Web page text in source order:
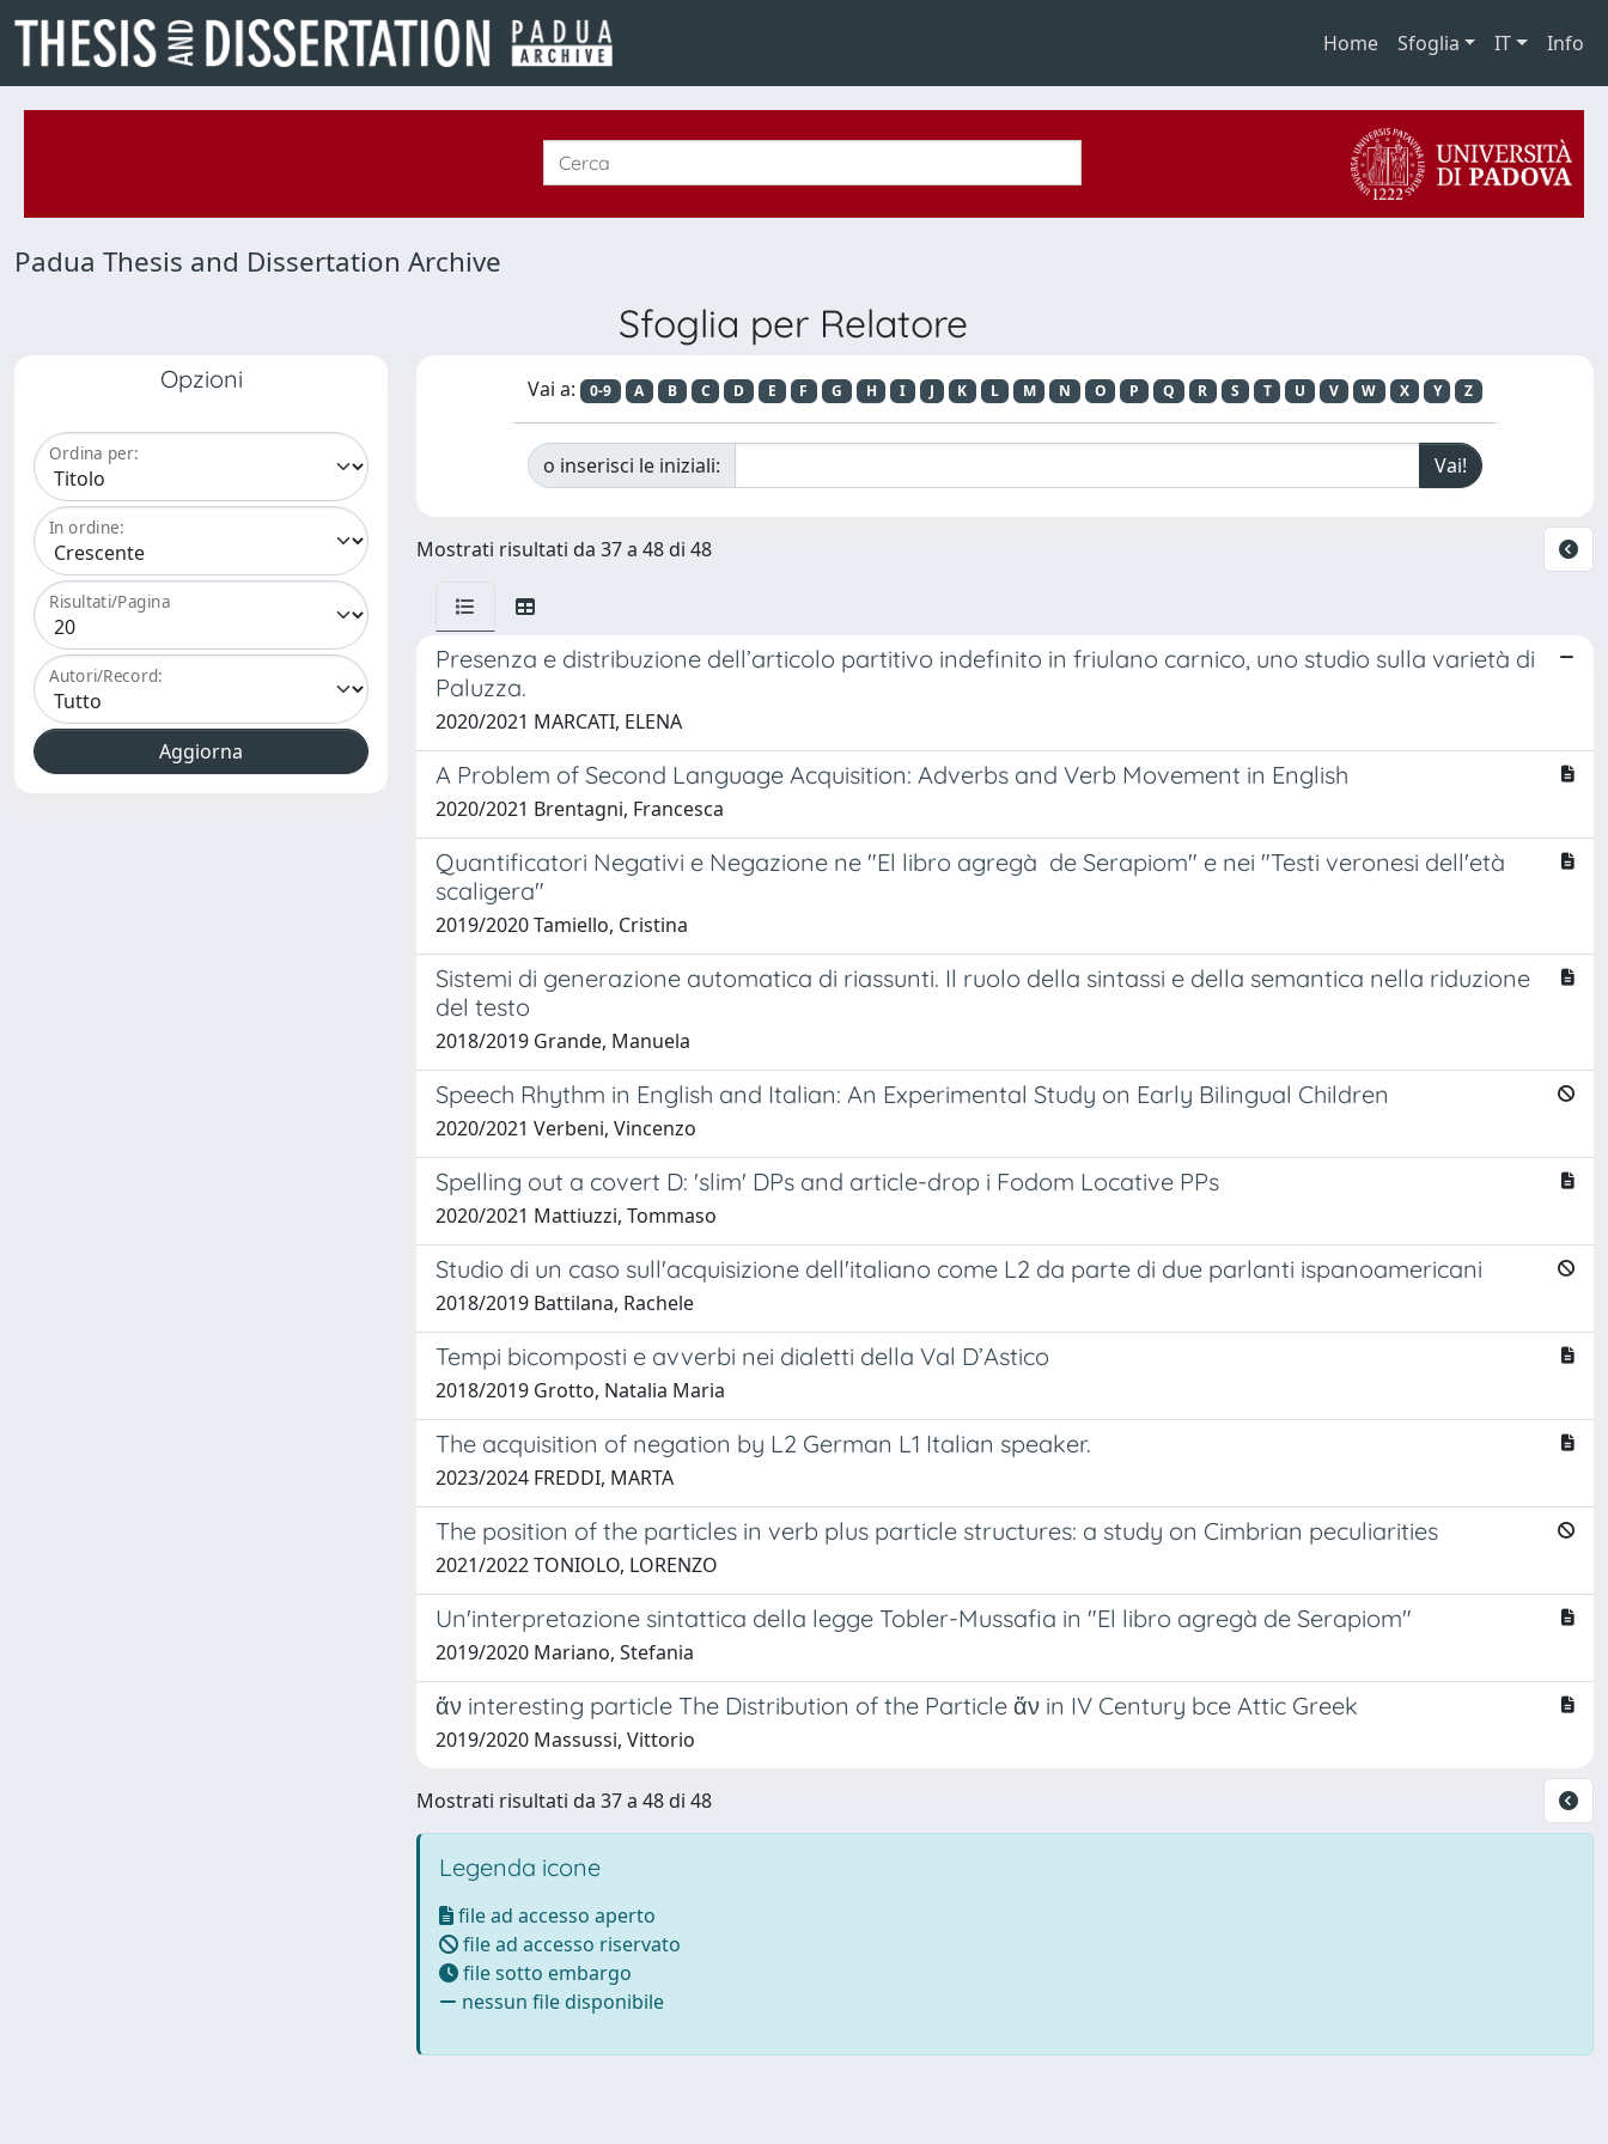
Home Sfoglia IT Info
Padua Thesis and Dissertation Archive
Sfoglia per Relatore
Opzioni
Ordina per:
In ordine:
Risultati/Pagina
Autori/Record:
Vai a: 0-9 A B C D E F G H I J K L M N O P Q R S T U V W X Y Z
o inserisci le iniziali:
Mostrati risultati da 37 a 48 di 48
Presenza e distribuzione dell’articolo partitivo indefinito in friulano carnico, uno studio sulla varietà di
Paluzza.
2020/2021 MARCATI, ELENA
A Problem of Second Language Acquisition: Adverbs and Verb Movement in English
2020/2021 Brentagni, Francesca
Quantificatori Negativi e Negazione ne "El libro agregà de Serapiom" e nei "Testi veronesi dell'età
scaligera"
2019/2020 Tamiello, Cristina
Sistemi di generazione automatica di riassunti. Il ruolo della sintassi e della semantica nella riduzione
del testo
2018/2019 Grande, Manuela
Speech Rhythm in English and Italian: An Experimental Study on Early Bilingual Children
2020/2021 Verbeni, Vincenzo
Spelling out a covert D: 'slim' DPs and article-drop i Fodom Locative PPs
2020/2021 Mattiuzzi, Tommaso
Studio di un caso sull'acquisizione dell'italiano come L2 da parte di due parlanti ispanoamericani
2018/2019 Battilana, Rachele
Tempi bicomposti e avverbi nei dialetti della Val D’Astico
2018/2019 Grotto, Natalia Maria
The acquisition of negation by L2 German L1 Italian speaker.
2023/2024 FREDDI, MARTA
The position of the particles in verb plus particle structures: a study on Cimbrian peculiarities
2021/2022 TONIOLO, LORENZO
Un'interpretazione sintattica della legge Tobler-Mussafia in "El libro agregà de Serapiom"
2019/2020 Mariano, Stefania
ἄν interesting particle The Distribution of the Particle ἄν in IV Century bce Attic Greek
2019/2020 Massussi, Vittorio
Mostrati risultati da 37 a 48 di 48
Legenda icone
file ad accesso aperto
file ad accesso riservato
file sotto embargo
nessun file disponibile